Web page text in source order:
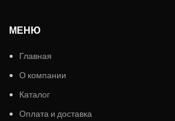
МЕНЮ
Главная
О компании
Каталог
Оплата и доставка